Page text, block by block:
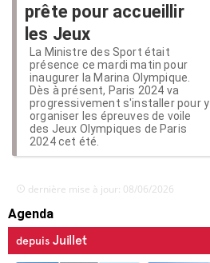
prête pour accueillir
les Jeux
La Ministre des Sport était
présence ce mardi matin pour
inaugurer la Marina Olympique.
Dès à présent, Paris 2024 va
progressivement s'installer pour y
organiser les épreuves de voile
des Jeux Olympiques de Paris
2024 cet été.
dernière mise à jour: 08/06/2026
Agenda
depuis Juillet